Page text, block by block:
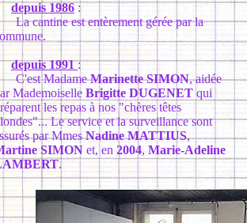
depuis 1986:
cantine est entèrement gérée par la
depuis 1991:
MadameMarinette SIMON, aidée
Mademoiselle Brigitte DUGENET qui
les repas à nos "chères têtes
Le service et la surveillance sont
par MmesNadine MATTIUS,
SIMON et, en 2004, Marie-Adeline
.